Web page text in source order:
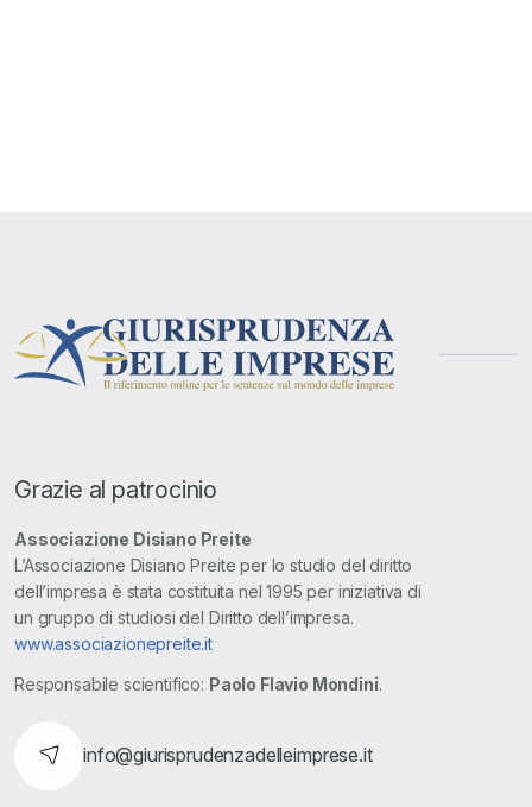
Grazie al patrocinio
Associazione Disiano Preite
L’Associazione Disiano Preite per lo studio del diritto
dell’impresa è stata costituita nel 1995 per iniziativa di
un gruppo di studiosi del Diritto dell’impresa.
www.associazionepreite.it
Responsabile scientifico: Paolo Flavio Mondini.
info@giurisprudenzadelleimprese.it